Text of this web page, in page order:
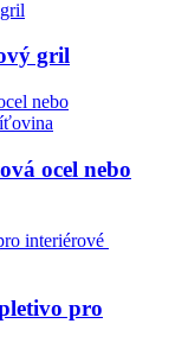
gril
ocel nebo
pro